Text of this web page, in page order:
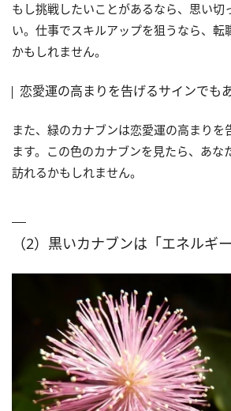
もし挑戦したいことがあるなら、思い切
い。仕事でスキルアップを狙うなら、転
かもしれません。
恋愛運の高まりを告げるサインでも
また、緑のカナブンは恋愛運の高まりを
ます。この色のカナブンを見たら、あな
訪れるかもしれません。
（2）黒いカナブンは「エネルギ